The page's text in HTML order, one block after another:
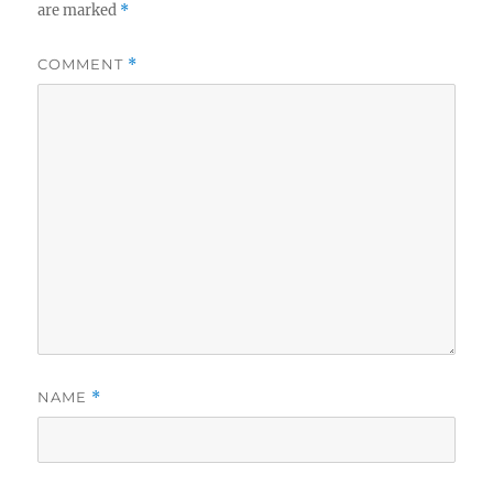
are marked *
COMMENT *
NAME *